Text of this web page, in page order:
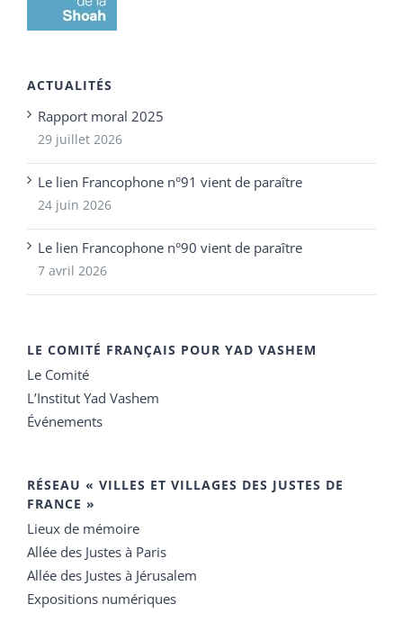
ACTUALITÉS
Rapport moral 2025
29 juillet 2026
Le lien Francophone n°91 vient de paraître
24 juin 2026
Le lien Francophone n°90 vient de paraître
7 avril 2026
LE COMITÉ FRANÇAIS POUR YAD VASHEM
Le Comité
L’Institut Yad Vashem
Événements
RÉSEAU « VILLES ET VILLAGES DES JUSTES DE
FRANCE »
Lieux de mémoire
Allée des Justes à Paris
Allée des Justes à Jérusalem
Expositions numériques